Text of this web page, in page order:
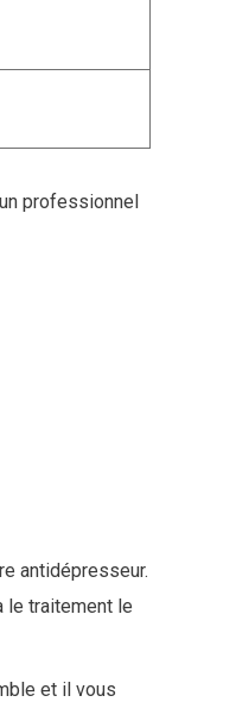
professionnel
antidépresseur.
le traitement le
et il vous